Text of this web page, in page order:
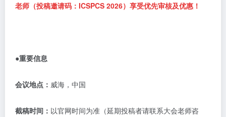
老师（投稿邀请码：ICSPCS 2026）享受优先审核及优惠！
●重要信息
会议地点： 威海，中国
截稿时间： 以官网时间为准（延期投稿者请联系大会老师咨